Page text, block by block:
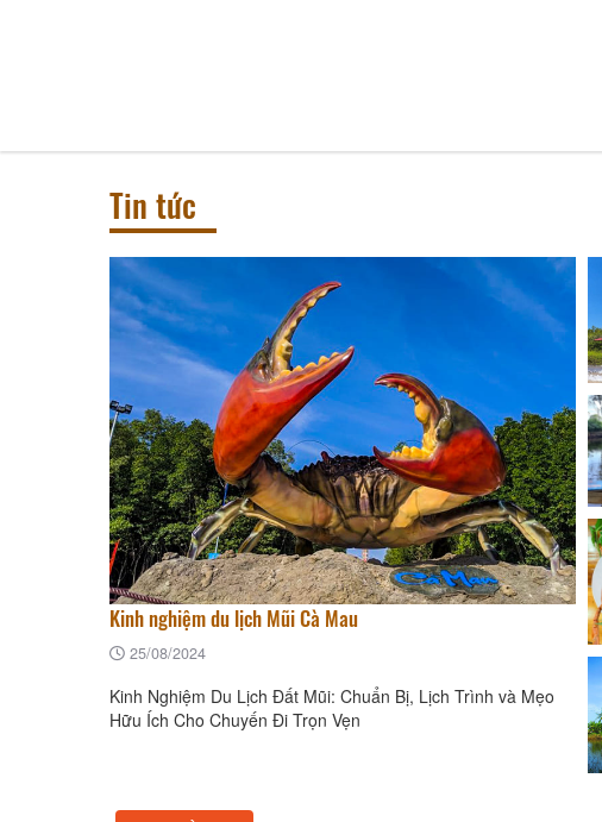
Tin tức
Kinh nghiệm du lịch Mũi Cà Mau
25/08/2024
Kinh Nghiệm Du Lịch Đất Mũi: Chuẩn Bị, Lịch Trình và Mẹo
Hữu Ích Cho Chuyến Đi Trọn Vẹn